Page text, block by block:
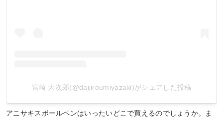
宮崎 大次郎(@daijiroumiyazaki)がシェアした投稿
アニサキスボールペンはいったいどこで買えるのでしょうか。ま